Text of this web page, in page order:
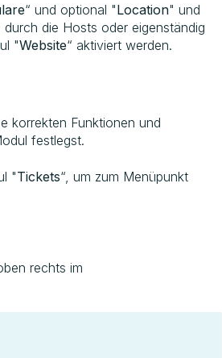
“ und optional "Location" und
die Hosts oder eigenständig
"Website“ aktiviert werden.
korrekten Funktionen und
festlegst.
"Tickets“, um zum Menüpunkt
rechts im